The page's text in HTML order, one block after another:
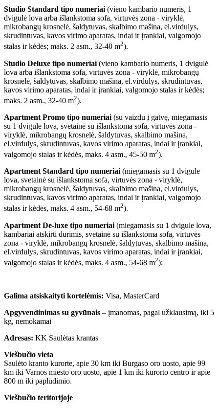
Studio Standard tipo numeriai (vieno kambario numeris, 1
dvigulė lova arba išlankstoma sofa, virtuvės zona - viryklė,
mikrobangų krosnelė, šaldytuvas, skalbimo mašina, el.virdulys,
skrudintuvas, kavos virimo aparatas, indai ir įrankiai, valgomojo
stalas ir kėdės; maks. 2 asm., 32-40 m2).
Studio Deluxe tipo numeriai (vieno kambario numeris, 1 dvigulė
lova arba išlankstoma sofa, virtuvės zona - viryklė, mikrobangų
krosnelė, šaldytuvas, skalbimo mašina, el.virdulys, skrudintuvas,
kavos virimo aparatas, indai ir įrankiai, valgomojo stalas ir kėdės;
maks. 2 asm., 32-40 m2).
Apartment Promo tipo numeriai (su vaizdu į gatvę, miegamasis
su 1 dvigule lova, svetainė su išlankstoma sofa, virtuvės zona -
viryklė, mikrobangų krosnelė, šaldytuvas, skalbimo mašina,
el.virdulys, skrudintuvas, kavos virimo aparatas, indai ir įrankiai,
valgomojo stalas ir kėdės, maks. 4 asm., 45-50 m2).
Apartment Standard tipo numeriai (miegamasis su 1 dvigule
lova, svetainė su išlankstoma sofa, virtuvės zona - viryklė,
mikrobangų krosnelė, šaldytuvas, skalbimo mašina, el.virdulys,
skrudintuvas, kavos virimo aparatas, indai ir įrankiai, valgomojo
stalas ir kėdės, maks. 4 asm., 54-68 m2).
Apartment De-luxe tipo numeriai (miegamasis su 1 dvigule lova,
kambariai atskirti durimis, svetainė su išlankstoma sofa, virtuvės
zona - viryklė, mikrobangų krosnelė, šaldytuvas, skalbimo mašina,
el.virdulys, skrudintuvas, kavos virimo aparatas, indai ir įrankiai,
valgomojo stalas ir kėdės, maks. 4 asm., 54-68 m2);
Galima atsiskaityti kortelėmis: Visa, MasterCard
Apgyvendinimas su gyvūnais – įmanomas, pagal užklausimą, iki 5
kg, nemokamai
Adresas: KK Saulėtas krantas
Viešbučio vieta
Saulėto kranto kurorte, apie 30 km iki Burgaso oro uosto, apie 99
km iki Varnos miesto oro uosto, apie 1 km iki kurorto centro ir apie
800 m iki paplūdimio.
Viešbučio teritorijoje